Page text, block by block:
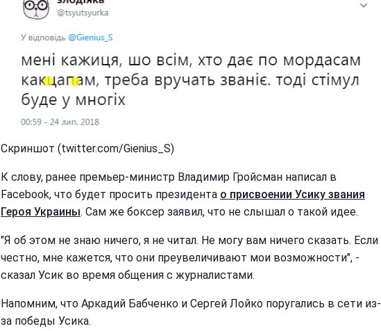
Скриншот (twitter.com/Gienius_S)
К слову, ранее премьер-министр Владимир Гройсман написал в
Facebook, что будет просить президента о присвоении Усику звания
Героя Украины. Сам же боксер заявил, что не слышал о такой идее.
"Я об этом не знаю ничего, я не читал. Не могу вам ничего сказать. Если
честно, мне кажется, что они преувеличивают мои возможности", -
сказал Усик во время общения с журналистами.
Напомним, что Аркадий Бабченко и Сергей Лойко поругались в сети из-
за победы Усика.